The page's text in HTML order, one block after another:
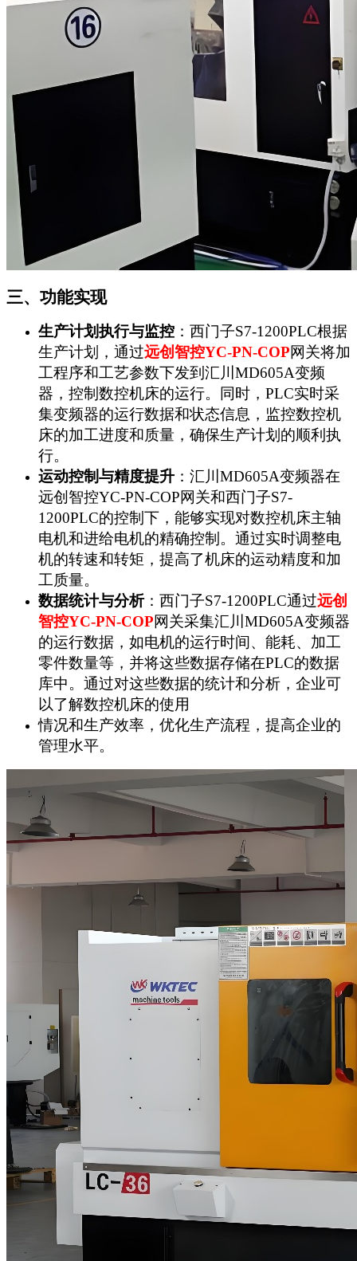
三、功能实现
生产计划执行与监控 ：西门子S7-1200PLC根据
生产计划，通过远创智控YC-PN-COP网关将加
工程序和工艺参数下发到汇川MD605A变频
器，控制数控机床的运行。同时，PLC实时采
集变频器的运行数据和状态信息，监控数控机
床的加工进度和质量，确保生产计划的顺利执
行。
运动控制与精度提升 ：汇川MD605A变频器在
远创智控YC-PN-COP网关和西门子S7-
1200PLC的控制下，能够实现对数控机床主轴
电机和进给电机的精确控制。通过实时调整电
机的转速和转矩，提高了机床的运动精度和加
工质量。
数据统计与分析：西门子S7-1200PLC通过远创
智控YC-PN-COP网关采集汇川MD605A变频器
的运行数据，如电机的运行时间、能耗、加工
零件数量等，并将这些数据存储在PLC的数据
库中。通过对这些数据的统计和分析，企业可
以了解数控机床的使用
情况和生产效率，优化生产流程，提高企业的
管理水平。